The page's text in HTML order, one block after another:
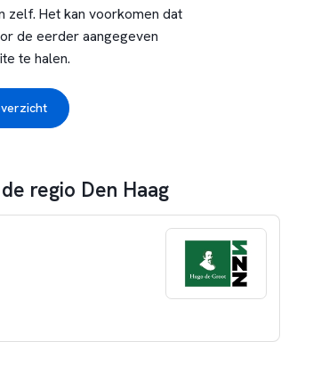
zelf. Het kan voorkomen dat
de eerder aangegeven
te halen.
regio Den Haag